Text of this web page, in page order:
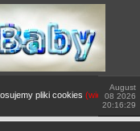
pliki cookies(więcej TUTAJ).
August
08 2026
20:16:29